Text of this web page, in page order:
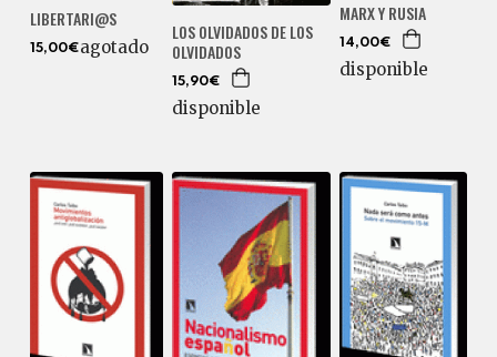
LIBERTARI@S
15,00€agotado
LOS OLVIDADOS DE LOS
OLVIDADOS
15,90€
disponible
MARX Y RUSIA
14,00€
disponible